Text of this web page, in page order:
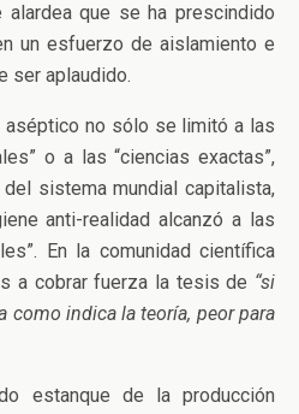
que se ha prescindido
un esfuerzo de aislamiento e
ser aplaudido.
aséptico no sólo se limitó a las
o a las “ciencias exactas”,
sistema mundial capitalista,
anti-realidad alcanzó a las
En la comunidad científica
a cobrar fuerza la tesis de “si
como indica la teoría, peor para
estanque de la producción